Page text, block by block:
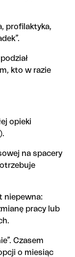
profilaktyka,
kto w razie
opieki
na spacery
niepewna:
pracy lub
Czasem
o miesiąc